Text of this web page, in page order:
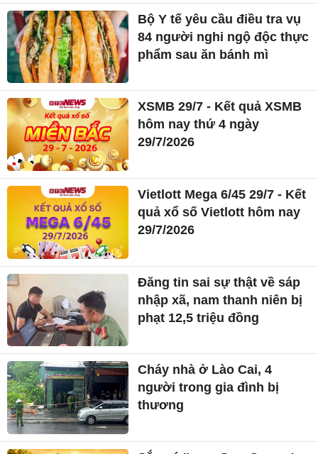
Bộ Y tế yêu cầu điều tra vụ
84 người nghi ngộ độc thực
phẩm sau ăn bánh mì
XSMB 29/7 - Kết quả XSMB
hôm nay thứ 4 ngày
29/7/2026
Vietlott Mega 6/45 29/7 - Kết
quả xổ số Vietlott hôm nay
29/7/2026
Đăng tin sai sự thật về sáp
nhập xã, nam thanh niên bị
phạt 12,5 triệu đồng
Cháy nhà ở Lào Cai, 4
người trong gia đình bị
thương